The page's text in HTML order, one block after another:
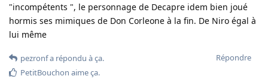
"incompétents ", le personnage de Decapre idem bien joué
hormis ses mimiques de Don Corleone à la fin. De Niro égal à
lui même
Répondre
pezronfa répondu à ça.
PetitBouchon aime ça.